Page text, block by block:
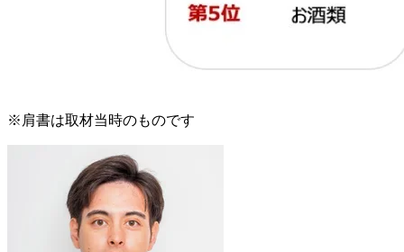
※肩書は取材当時のものです